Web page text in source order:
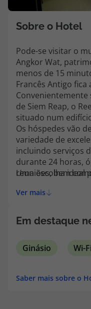
218 925 471
218 925 471
Custo de uma
A sua agência de viagens
sempre mais perto de si,
na marcação das suas
center a funcionar todos os
das 10:00 às 14:00.
Sobre o Hotel
Pode-se visitar o
Angkor Wat,
menos de 15
Francês Antigo
de Siem Reap, o
situado num
Os hóspedes vão
variedade de
incluindo serviços
durante 24 horas,
reuniões, bem
Uma escolha ideal
Ver mais
Em destaque
Ginásio Wi-Fi
Saber mais sobre o